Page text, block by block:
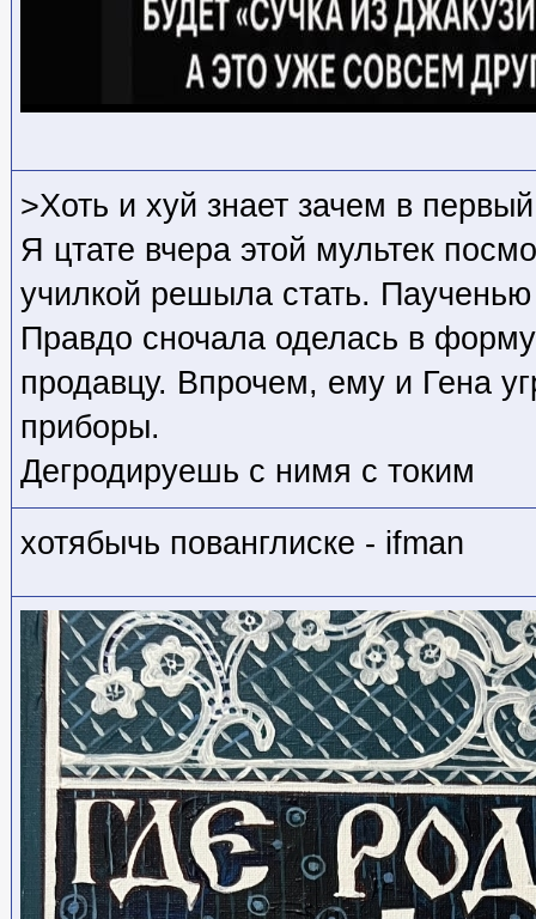
>Хоть и хуй знает зачем в
Я цтате вчера этой мультек
училкой решыла стать.
Правдо сночала оделась в
продавцу. Впрочем, ему и Гена
приборы.
Дегродируешь с нимя с токим
хотябычь пованглиске - ifman